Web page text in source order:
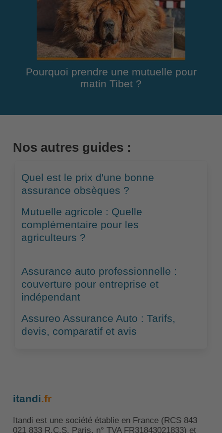
Pourquoi prendre une mutuelle pour
matin Tibet ?
Nos autres guides :
Quel est le prix d'une bonne
assurance obsèques ?
Mutuelle agricole : Quelle
complémentaire pour les
agriculteurs ?
Assurance auto professionnelle :
couverture pour entreprise et
indépendant
Assureo Assurance Auto : Tarifs,
devis, comparatif et avis
itandi.fr
Itandi est une société établie en France (RCS 843
021 833 R.C.S. Paris, n° TVA FR31843021833) et